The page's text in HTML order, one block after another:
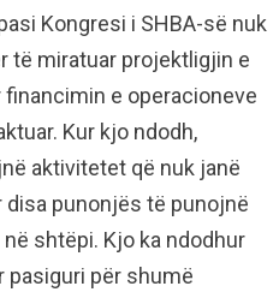
Kongresi i SHBA-së nuk
të miratuar projektligjin e
e operacioneve
Kur kjo ndodh,
aktivitetet që nuk janë
punonjës të punojnë
shtëpi. Kjo ka ndodhur
pasiguri për shumë